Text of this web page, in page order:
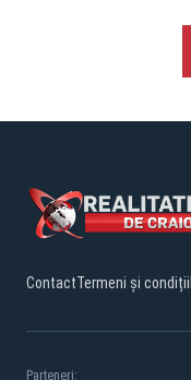
ContactTermeni și condiții
Parteneri: